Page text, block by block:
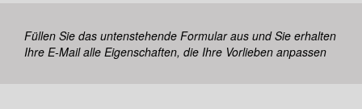
Füllen Sie das untenstehende Formular aus und Sie erhalten
Ihre E-Mail alle Eigenschaften, die Ihre Vorlieben anpassen